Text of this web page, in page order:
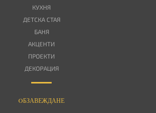
КУХНЯ
ДЕТСКА СТАЯ
БАНЯ
АКЦЕНТИ
ПРОЕКТИ
ДЕКОРАЦИЯ
OБЗАВЕЖДАНЕ